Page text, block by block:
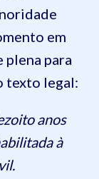
em
plena para
texto legal:
anos
à